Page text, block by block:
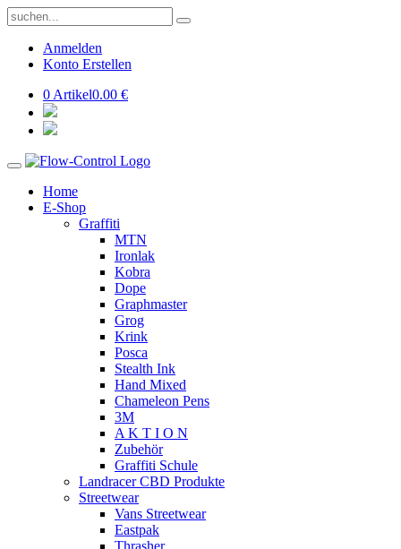
Anmelden
Konto Erstellen
0 Artikel0.00 €
Home
E-Shop
Graffiti
MTN
Ironlak
Kobra
Dope
Graphmaster
Grog
Krink
Posca
Stealth Ink
Hand Mixed
Chameleon Pens
3M
A K T I O N
Zubehör
Graffiti Schule
Landracer CBD Produkte
Streetwear
Vans Streetwear
Eastpak
Thrasher